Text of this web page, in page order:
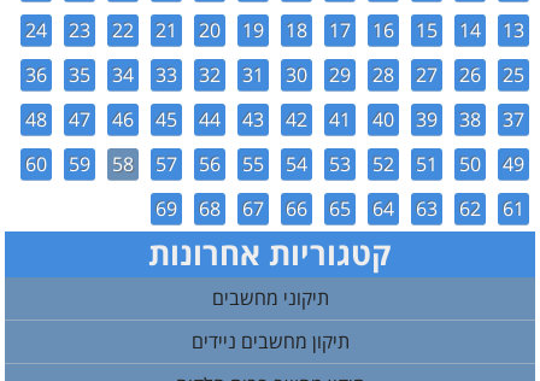
13
14
15
16
17
18
19
20
21
22
23
24
25
26
27
28
29
30
31
32
33
34
35
36
37
38
39
40
41
42
43
44
45
46
47
48
49
50
51
52
53
54
55
56
57
58
59
60
61
62
63
64
65
66
67
68
69
קטגוריות אחרונות
תיקוני מחשבים
תיקון מחשבים ניידים